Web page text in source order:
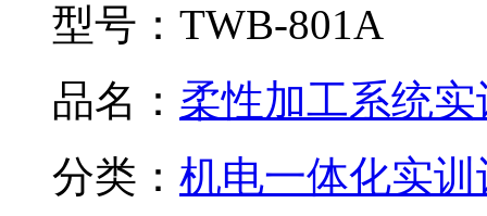
型号： TWB-801A
品名： 柔性加工系统实
分类： 机电一体化实训